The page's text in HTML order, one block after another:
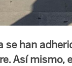
se han
Así mismo,